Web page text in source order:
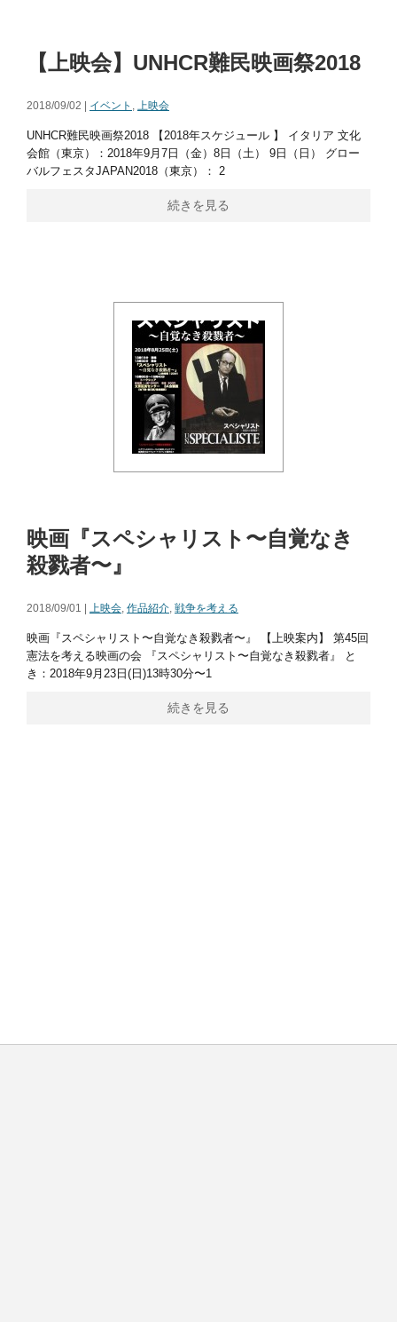
【上映会】UNHCR難民映画祭2018
2018/09/02 | イベント , 上映会
UNHCR難民映画祭2018 【2018年スケジュール 】 イタリア 文化
会館（東京）：2018年9月7日（金）8日（土） 9日（日） グロー
バルフェスタJAPAN2018（東京）： 2
続きを見る
映画『スペシャリスト〜自覚なき
殺戮者〜』
2018/09/01 | 上映会, 作品紹介, 戦争を考える
映画『スペシャリスト〜自覚なき殺戮者〜』 【上映案内】 第45回
憲法を考える映画の会 『スペシャリスト〜自覚なき殺戮者』 と
き：2018年9月23日(日)13時30分〜1
続きを見る